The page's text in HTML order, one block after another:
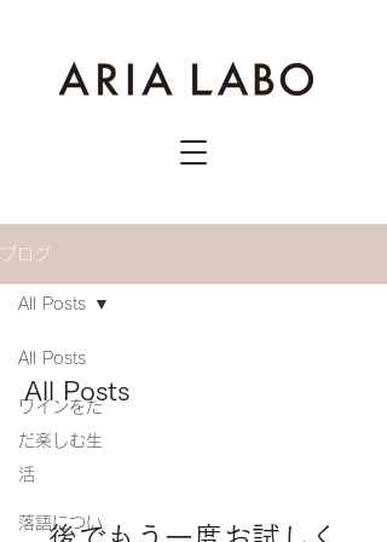
ブログ
All Posts
ワインをた
だ楽しむ生
活
落語につい
All Posts
All Posts